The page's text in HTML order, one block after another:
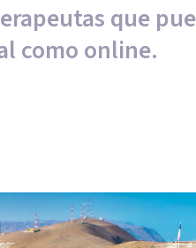
que
como online.